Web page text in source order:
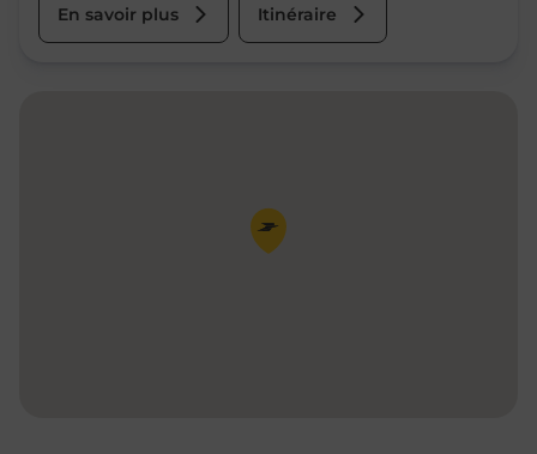
En savoir plus Itinéraire
Pin de la carte